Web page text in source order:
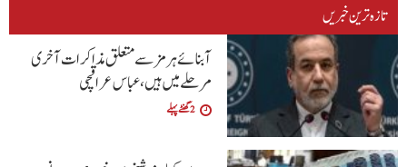
تازہ ترین خبریں
آبنائے ہرمز سے متعلق مذاکرات آخری
مرحلے میں ہیں، عباس عراقچی
2 گھنٹے پہلے